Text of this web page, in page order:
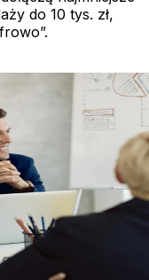
do 10 tys. zł,